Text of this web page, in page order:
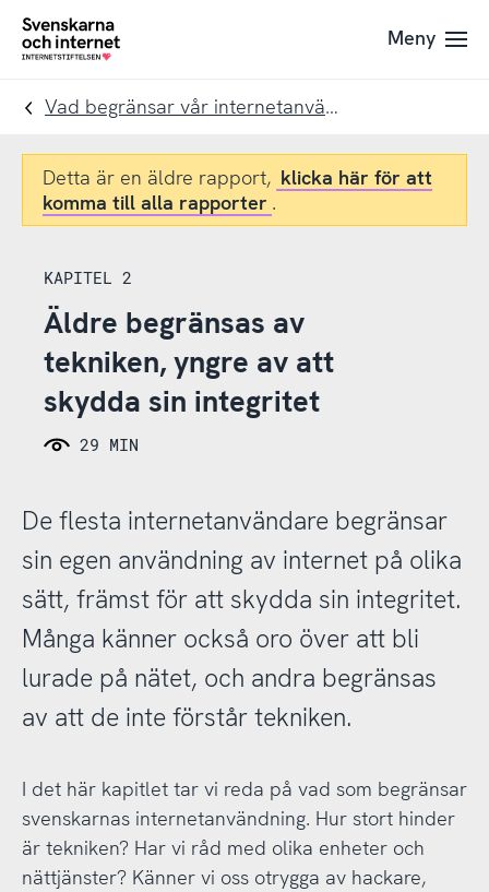
Till
navigation
Till
innehåll
To
Meny
Vad begränsar vår internetanvändning?
Detta är en äldre rapport, klicka här för att
komma till alla rapporter .
KAPITEL 2
Äldre begränsas av
tekniken, yngre av att
skydda sin integritet
29 MIN
De flesta internetanvändare begränsar
sin egen användning av internet på olika
sätt, främst för att skydda sin integritet.
Många känner också oro över att bli
lurade på nätet, och andra begränsas
av att de inte förstår tekniken.
I det här kapitlet tar vi reda på vad som begränsar
svenskarnas internetanvändning. Hur stort hinder
är tekniken? Har vi råd med olika enheter och
nättjänster? Känner vi oss otrygga av hackare,